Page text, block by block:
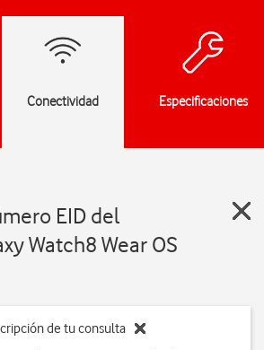
Conectividad Especificaciones
EID del
Watch8 Wear OS
de tu consulta